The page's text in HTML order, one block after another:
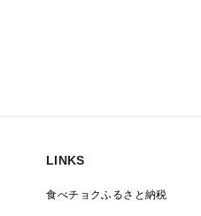
LINKS
食べチョクふるさと納税